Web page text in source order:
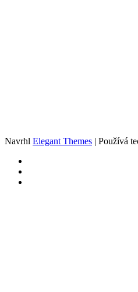
Navrhl Elegant Themes | Používá